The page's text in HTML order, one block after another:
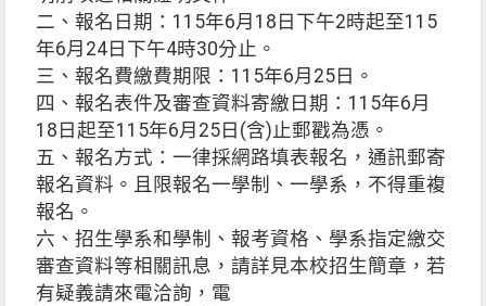
二、報名日期：115年6月18日下午2時起至115
年6月24日下午4時30分止。
三、報名費繳費期限：115年6月25日。
四、報名表件及審查資料寄繳日期：115年6月
18日起至115年6月25日(含)止郵戳為憑。
五、報名方式：一律採網路填表報名，通訊郵寄
報名資料。且限報名一學制、一學系，不得重複
報名。
六、招生學系和學制、報考資格、學系指定繳交
審查資料等相關訊息，請詳見本校招生簡章，若
有疑義請來電洽詢，電